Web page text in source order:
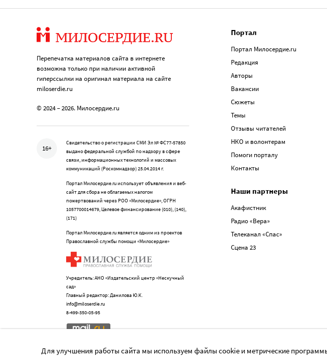
Перепечатка материалов сайта в интернете
возможна только при наличии активной
гиперссылки на оригинал материала на сайте
miloserdie.ru
© 2024 – 2026. Милосердие.ru
16+
Свидетельство о регистрации СМИ Эл № ФС77-57850
выдано федеральной службой по надзору в сфере
связи, информационных технологий и массовых
коммуникаций (Роскомнадзор) 25.04.2014 г.
Портал Милосердие.ru использует объявления и веб-
сайт для сбора не облагаемых налогом
пожертвований через РОО «Милосердие», ОГРН
1057700014679, Целевое финансирование (010), (140),
(171)
Портал Милосердие.ru является одним из проектов
Православной службы помощи «Милосердие»
Учредитель: АНО «Издательский центр «Нескучный
сад»
Главный редактор: Данилова Ю.К.
info@miloserdie.ru
8-499-350-05-95
Портал
Портал Милосердие.ru
Редакция
Авторы
Вакансии
Сюжеты
Темы
Отзывы читателей
НКО и волонтерам
Помоги порталу
Контакты
Наши партнеры
Акафистник
Радио «Вера»
Телеканал «Спас»
Сцена 23
Для улучшения работы сайта мы используем файлы cookie и метрические